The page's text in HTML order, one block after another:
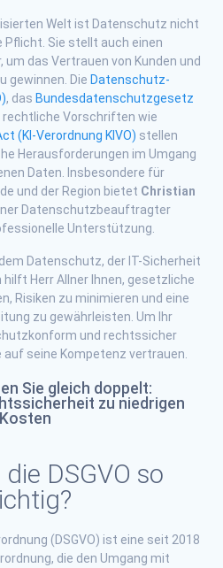
Welt ist Datenschutz nicht
Pflicht. Sie stellt auch einen
das Vertrauen von Kunden und
gewinnen. Die Datenschutz-
, das Bundesdatenschutzgesetz
rechtliche Vorschriften wie
(KI-Verordnung KIVO) stellen
Herausforderungen im Umgang
Daten. Insbesondere für
und der Region bietet Christian
Datenschutzbeauftragter
Unterstützung.
Datenschutz, der IT-Sicherheit
Herr Allner Ihnen, gesetzliche
Risiken zu minimieren und eine
zu gewährleisten. Um Ihr
und rechtssicher
seine Kompetenz vertrauen.
Sie gleich doppelt:
zu niedrigen
Kosten
DSGVO so
(DSGVO) ist eine seit 2018
die den Umgang mit